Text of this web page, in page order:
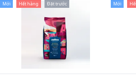
Mới Hết hàng Đặt trước Mới